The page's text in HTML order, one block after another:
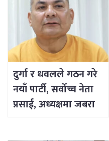
दुर्गा र धवलले गठन गरे
नयाँ पार्टी, सर्वोच्च नेता
प्रसाईं, अध्यक्षमा जबरा